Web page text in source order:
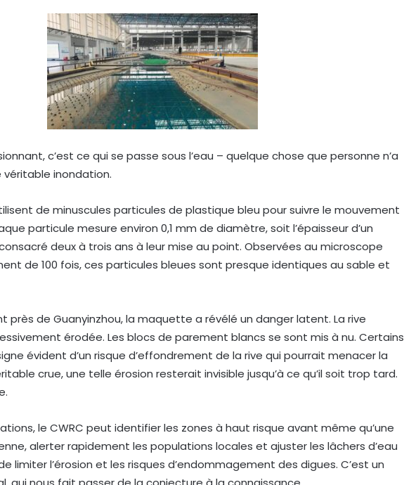
c’est ce qui se passe sous l’eau – quelque chose que personne n’a
véritable inondation.
de minuscules particules de plastique bleu pour suivre le mouvement
particule mesure environ 0,1 mm de diamètre, soit l’épaisseur d’un
deux à trois ans à leur mise au point. Observées au microscope
de 100 fois, ces particules bleues sont presque identiques au sable et
près de Guanyinzhou, la maquette a révélé un danger latent. La rive
érodée. Les blocs de parement blancs se sont mis à nu. Certains
évident d’un risque d’effondrement de la rive qui pourrait menacer la
crue, une telle érosion resterait invisible jusqu’à ce qu’il soit trop tard.
le CWRC peut identifier les zones à haut risque avant même qu’une
alerter rapidement les populations locales et ajuster les lâchers d’eau
limiter l’érosion et les risques d’endommagement des digues. C’est un